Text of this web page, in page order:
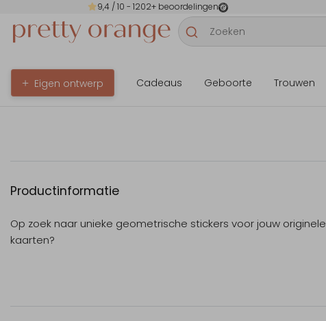
9,4/ 10 - 1202+ beoordelingen
Eigen ontwerp Cadeaus Geboorte Trouwen
Productinformatie
Op zoek naar unieke geometrische stickers voor jouw originele
kaarten?